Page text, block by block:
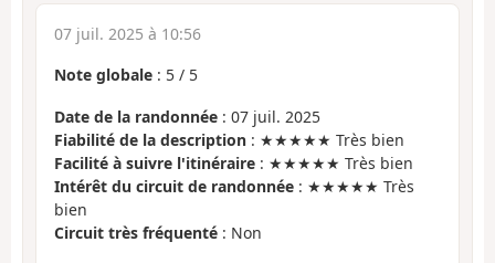
07 juil. 2025 à 10:56
Note globale : 5 / 5
Date de la randonnée : 07 juil. 2025
Fiabilité de la description : ★★★★★ Très bien
Facilité à suivre l'itinéraire : ★★★★★ Très bien
Intérêt du circuit de randonnée : ★★★★★ Très
bien
Circuit très fréquenté : Non